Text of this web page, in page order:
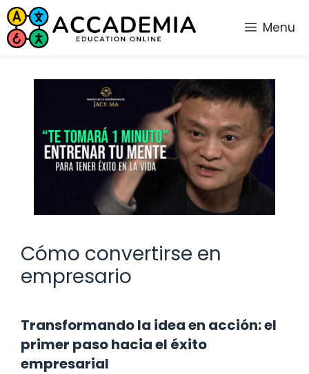
Saltar
al
contenido
Menu
Cómo convertirse en
empresario
Transformando la idea en acción: el
primer paso hacia el éxito
empresarial